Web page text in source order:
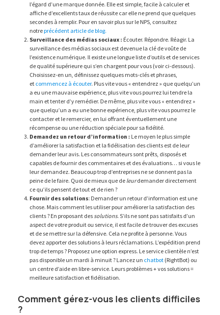
l’égard d’une marque donnée. Elle est simple, facile à calculer et
affiche d’excellents taux de réussite car elle ne prend que quelques
secondes à remplir. Pour en savoir plus sur le NPS, consultez
notreprécédent article de blog.
Surveillance des médias sociaux : Écouter. Répondre. Réagir. La
surveillance des médias sociaux est devenue la clé de voûte de
l’existence numérique. Il existe une longue liste d’outils et de services
de qualité supérieure qui s’en chargent pour vous (voir ci-dessous).
Choisissez-en un, définissez quelques mots-clés et phrases,
et commencez à écouter. Plus vite vous « entendrez » que quelqu’un
a eu une mauvaise expérience, plus vite vous pourrez lui tendre la
main et tenter d’y remédier. De même, plus vite vous « entendrez »
que quelqu’un a eu une bonne expérience, plus vite vous pourrez le
contacter et le remercier, en lui offrant éventuellement une
récompense ou une réduction spéciale pour sa fidélité.
Demandez un retour d’information : Le moyen le plus simple
d’améliorer la satisfaction et la fidélisation des clients est de leur
demander leur avis. Les consommateurs sont prêts, disposés et
capables de fournir des commentaires et des évaluations… si vous le
leur demandez. Beaucoup trop d’entreprises ne se donnent pas la
peine de le faire. Quoi de mieux que de leurdemander directement
ce qu’ils pensent de tout et de rien ?
Fournir des solutions: Demander un retour d’information est une
chose. Mais comment les utiliser pour améliorer la satisfaction des
clients ? En proposant dessolutions. S’ils ne sont pas satisfaits d’un
aspect de votre produit ou service, il est facile de trouver des excuses
et de se mettre sur la défensive. Cela ne profite à personne. Vous
devez apporter des solutions à leurs réclamations. L’expédition prend
trop de temps ? Proposez une option express. Le service clientèle n’est
pas disponible un mardi à minuit ? Lancez un chatbot (RightBot) ou
un centre d’aide en libre-service. Leurs problèmes + vos solutions =
meilleure satisfaction et fidélisation.
Comment gérez-vous les clients difficiles
?